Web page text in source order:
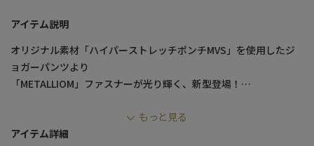
アイテム説明
オリジナル素材「ハイパーストレッチポンチMVS」を使用したジ
ョガーパンツより
「METALLIOM」ファスナーが光り輝く、新型登場！
毛玉になりづらく、型崩れしにくい特長を持つMVS糸を使用し、
新たにオリジナル素材「ハイパーストレッチポンチMVS」を開
もっと見る
アイテム詳細